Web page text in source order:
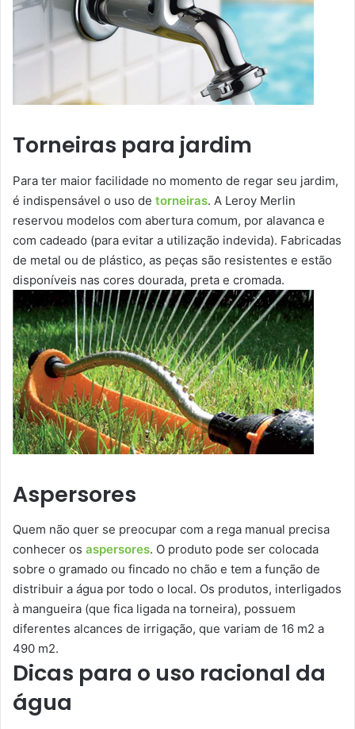
Torneiras para jardim
Para ter maior facilidade no momento de regar seu jardim,
é indispensável o uso de torneiras. A Leroy Merlin
reservou modelos com abertura comum, por alavanca e
com cadeado (para evitar a utilização indevida). Fabricadas
de metal ou de plástico, as peças são resistentes e estão
disponíveis nas cores dourada, preta e cromada.
Aspersores
Quem não quer se preocupar com a rega manual precisa
conhecer os aspersores. O produto pode ser colocada
sobre o gramado ou fincado no chão e tem a função de
distribuir a água por todo o local. Os produtos, interligados
à mangueira (que fica ligada na torneira), possuem
diferentes alcances de irrigação, que variam de 16 m2 a
490 m2.
Dicas para o uso racional da
água